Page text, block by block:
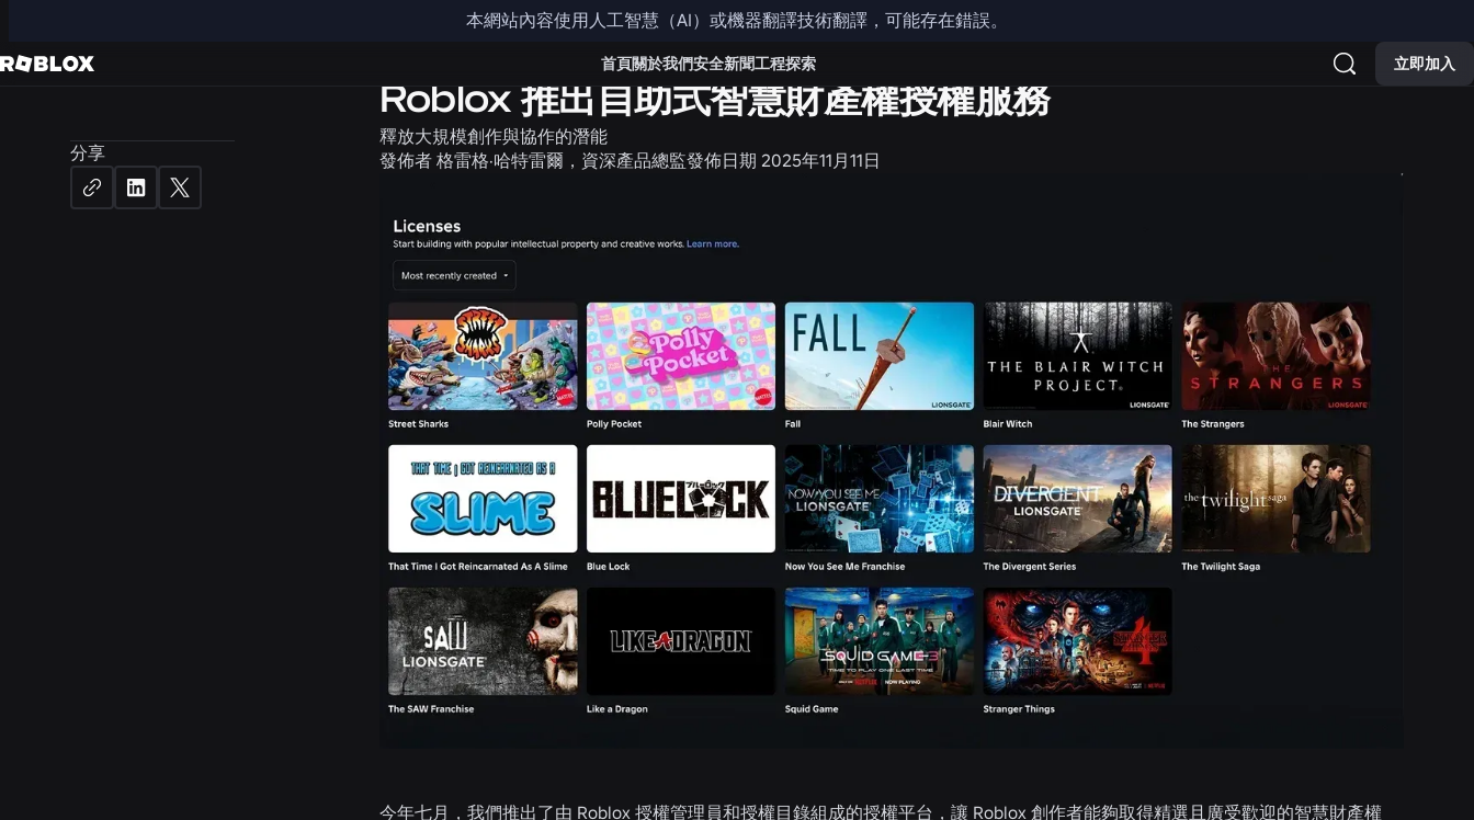
本網站內容使用人工智慧（AI）或機器翻譯技術翻譯，可能存在錯誤。
首頁關於我們安全新聞工程探索 立即加入
分享
新聞
Roblox 推出自助式智慧財產權授權服務
釋放大規模創作與協作的潛能
發佈者 格雷格·哈特雷爾，資深產品總監發佈日期 2025年11月11日
今年七月，我們推出了由 Roblox 授權管理員和授權目錄組成的授權平台 ，讓 Roblox 創作者能夠取得精選且廣受歡迎的智慧財產權